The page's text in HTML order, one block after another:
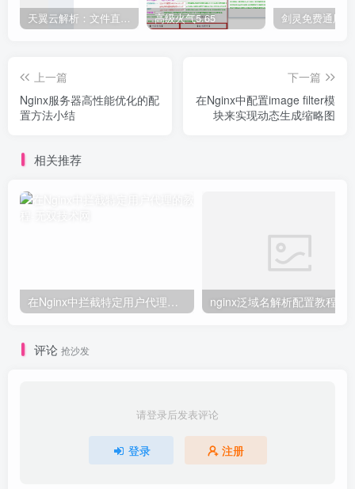
天翼云解析：文件直链获取源码 高级火气5.65
上一篇
Nginx服务器高性能优化的配
置方法小结
下一篇
在Nginx中配置image filter模
块来实现动态生成缩略图
相关推荐
在Nginx中拦截特定用户代理的教程 nginx泛域名解析配置教程
评论 抢沙发
请登录后发表评论
登录 注册